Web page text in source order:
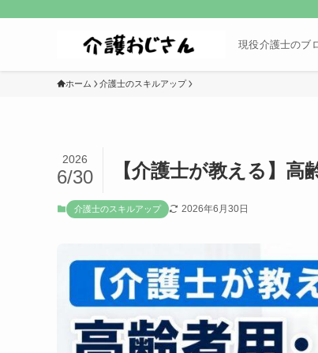
現役介護士のブ
ホーム 介護士のスキルアップ
【介護士が教える】
2026
6/30
介護士のスキルアップ 2026年6月30日